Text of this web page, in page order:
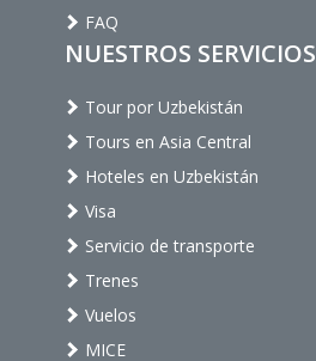
FAQ
NUESTROS SERVICIOS
Tour por Uzbekistán
Tours en Asia Central
Hoteles en Uzbekistán
Visa
Servicio de transporte
Trenes
Vuelos
MICE